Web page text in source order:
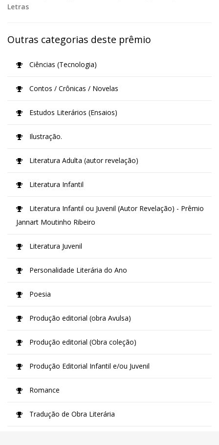
Letras
Outras categorias deste prêmio
Ciências (Tecnologia)
Contos / Crônicas / Novelas
Estudos Literários (Ensaios)
Ilustração.
Literatura Adulta (autor revelação)
Literatura Infantil
Literatura Infantil ou Juvenil (Autor Revelação) - Prêmio
Jannart Moutinho Ribeiro
Literatura Juvenil
Personalidade Literária do Ano
Poesia
Produção editorial (obra Avulsa)
Produção editorial (Obra coleção)
Produção Editorial Infantil e/ou Juvenil
Romance
Tradução de Obra Literária